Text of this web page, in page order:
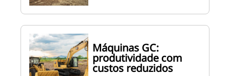
Máquinas GC:
produtividade com
custos reduzidos